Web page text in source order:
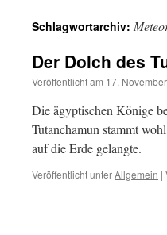
Schlagwortarchiv:
Der Dolch des
Veröffentlicht am 17.
Die ägyptischen Könige
Tutanchamun stammt
auf die Erde gelangte.
Veröffentlicht unterAllgemein |